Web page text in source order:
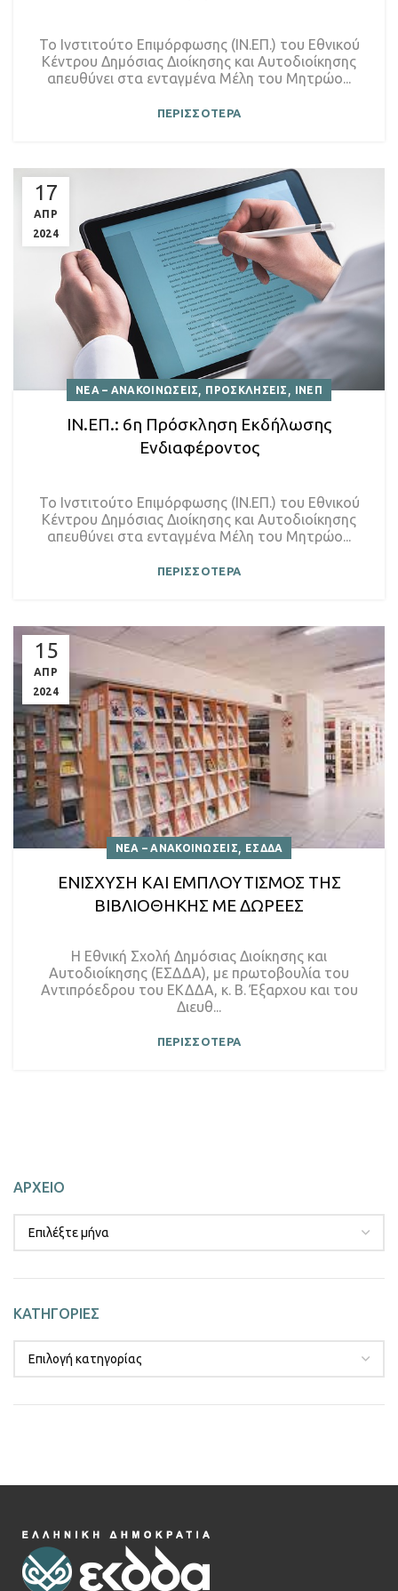
Το Ινστιτούτο Επιμόρφωσης (ΙΝ.ΕΠ.) του Εθνικού
Κέντρου Δημόσιας Διοίκησης και Αυτοδιοίκησης
απευθύνει στα ενταγμένα Μέλη του Μητρώο...
ΠΕΡΙΣΣΟΤΕΡΑ
17
ΑΠΡ
2024
ΝΕΑ – ΑΝΑΚΟΙΝΩΣΕΙΣ, ΠΡΟΣΚΛΗΣΕΙΣ , ΙΝΕΠ
ΙΝ.ΕΠ.: 6η Πρόσκληση Εκδήλωσης
Ενδιαφέροντος
Το Ινστιτούτο Επιμόρφωσης (ΙΝ.ΕΠ.) του Εθνικού
Κέντρου Δημόσιας Διοίκησης και Αυτοδιοίκησης
απευθύνει στα ενταγμένα Μέλη του Μητρώο...
ΠΕΡΙΣΣΟΤΕΡΑ
15
ΑΠΡ
2024
ΝΕΑ – ΑΝΑΚΟΙΝΩΣΕΙΣ, ΕΣΔΔΑ
ΕΝΙΣΧΥΣΗ ΚΑΙ ΕΜΠΛΟΥΤΙΣΜΟΣ ΤΗΣ
ΒΙΒΛΙΟΘΗΚΗΣ ΜΕ ΔΩΡΕΕΣ
Η Εθνική Σχολή Δημόσιας Διοίκησης και
Αυτοδιοίκησης (ΕΣΔΔΑ), με πρωτοβουλία του
Αντιπρόεδρου του ΕΚΔΔΑ, κ. Β. Έξαρχου και του
Διευθ...
ΠΕΡΙΣΣΟΤΕΡΑ
ΑΡΧΕΙΟ
ΚΑΤΗΓΟΡΙΕΣ